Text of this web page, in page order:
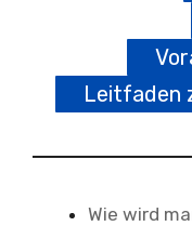
Leitfaden
Wie wird